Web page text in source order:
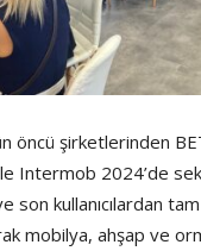
öncü şirketlerinden
Intermob 2024’de
son kullanıcılardan
mobilya, ahşap ve